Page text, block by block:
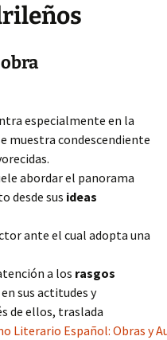
especialmente en la
muestra condescendiente
abordar el panorama
desde sus ideas
ante el cual adopta una
a los rasgos
sus actitudes y
de ellos, traslada
Literario Español: Obras y